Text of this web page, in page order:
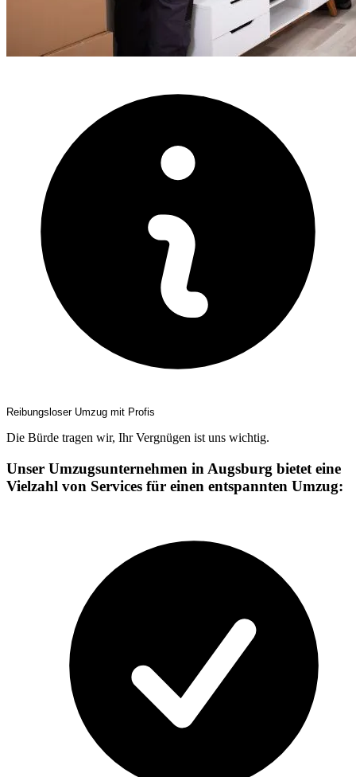
Reibungsloser Umzug mit Profis
Die Bürde tragen wir, Ihr Vergnügen ist uns wichtig.
Unser Umzugsunternehmen in Augsburg bietet eine
Vielzahl von Services für einen entspannten Umzug: